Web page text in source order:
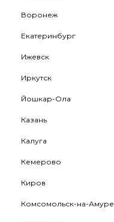
Воронеж
Екатеринбург
Ижевск
Иркутск
Йошкар-Ола
Казань
Калуга
Кемерово
Киров
Комсомольск-на-Амуре